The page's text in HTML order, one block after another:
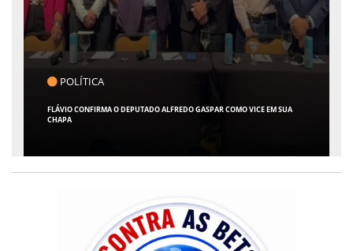
POLÍTICA
FLÁVIO CONFIRMA O DEPUTADO ALFREDO GASPAR COMO VICE EM SUA
CHAPA